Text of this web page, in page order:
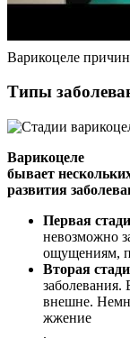
Варикоцеле
Типы
Варикоцеле
бывает
развития
Первая
невозможно
ощущениям,
Вторая
заболевания.
внешне.
жжение
.